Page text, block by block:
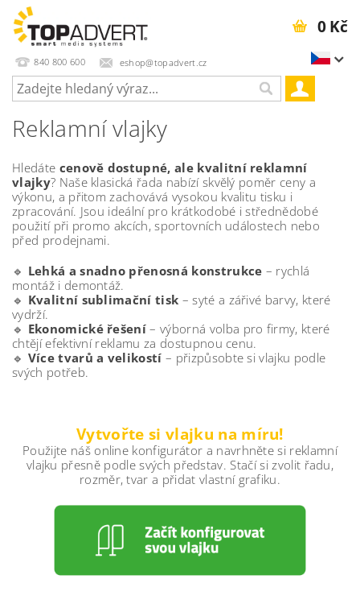
840 800 600 eshop@topadvert.cz
0 Kč
Reklamní vlajky
Hledáte cenově dostupné, ale kvalitní reklamní
vlajky? Naše klasická řada nabízí skvělý poměr ceny a
výkonu, a přitom zachovává vysokou kvalitu tisku i
zpracování. Jsou ideální pro krátkodobé i střednědobé
použití při promo akcích, sportovních událostech nebo
před prodejnami.
🔹 Lehká a snadno přenosná konstrukce – rychlá
montáž i demontáž.
🔹 Kvalitní sublimační tisk – syté a zářivé barvy, které
vydrží.
🔹 Ekonomické řešení – výborná volba pro firmy, které
chtějí efektivní reklamu za dostupnou cenu.
🔹 Více tvarů a velikostí – přizpůsobte si vlajku podle
svých potřeb.
Vytvořte si vlajku na míru!
Použijte náš online konfigurátor a navrhněte si reklamní
vlajku přesně podle svých představ. Stačí si zvolit řadu,
rozměr, tvar a přidat vlastní grafiku.